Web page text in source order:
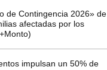
de Contingencia 2026» de
afectadas por los
impulsan un 50% de